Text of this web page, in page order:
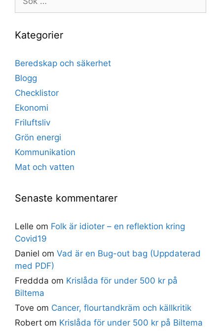
efter:
Kategorier
Beredskap och säkerhet
Blogg
Checklistor
Ekonomi
Friluftsliv
Grön energi
Kommunikation
Mat och vatten
Senaste kommentarer
Lelle om Folk är idioter – en reflektion kring
Covid19
Daniel om Vad är en Bug-out bag (Uppdaterad
med PDF)
Freddda om Krislåda för under 500 kr på
Biltema
Tove om Cancer, flourtandkräm och källkritik
Robert om Krislåda för under 500 kr på Biltema